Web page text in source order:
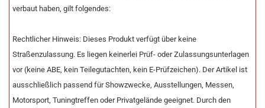
verbaut haben, gilt folgendes:
Rechtlicher Hinweis: Dieses Produkt verfügt über keine
Straßenzulassung. Es liegen keinerlei Prüf- oder Zulassungsunterlagen
vor (keine ABE, kein Teilegutachten, kein E-Prüfzeichen). Der Artikel ist
ausschließlich passend für Showzwecke, Ausstellungen, Messen,
Motorsport, Tuningtreffen oder Privatgelände geeignet. Durch den